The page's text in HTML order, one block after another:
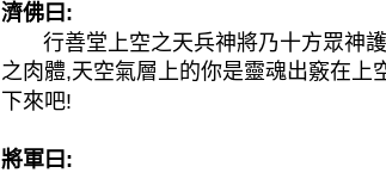
濟佛曰:
行善堂上空之天兵神將乃十方眾神護
之肉體,天空氣層上的你是靈魂出竅在
下來吧!
將軍曰: